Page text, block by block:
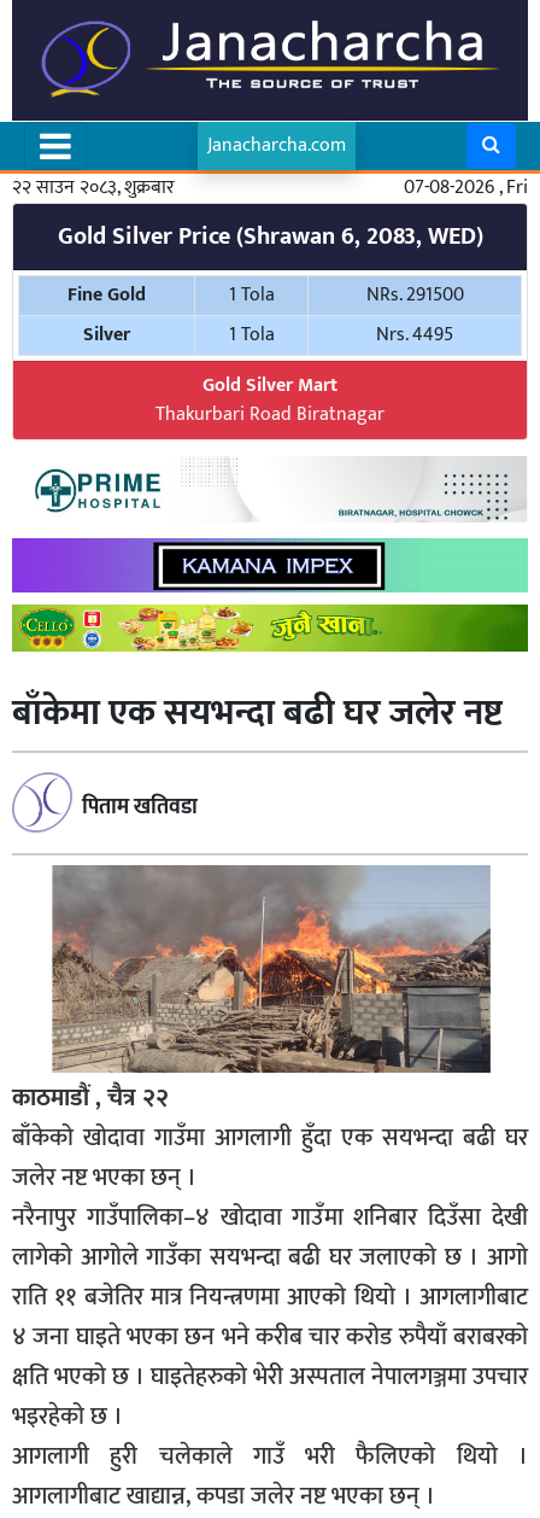
Janacharcha.com
२२ साउन २०८३, शुक्रबार
07-08-2026 , Fri
Gold Silver Price (Shrawan 6, 2083, WED)
Fine Gold 1 Tola
NRs. 291500
Silver
1 Tola
Nrs. 4495
Gold Silver Mart
Thakurbari Road Biratnagar
बाँकेमा एक सयभन्दा बढी घर जलेर नष्ट
पिताम खतिवडा
काठमाडौं , चैत्र २२
बाँकेको खोदावा गाउँमा आगलागी हुँदा एक सयभन्दा बढी घर
जलेर नष्ट भएका छन् ।
नरैनापुर गाउँपालिका–४ खोदावा गाउँमा शनिबार दिउँसा देखी
लागेको आगोले गाउँका सयभन्दा बढी घर जलाएको छ । आगो
राति ११ बजेतिर मात्र नियन्त्रणमा आएको थियो । आगलागीबाट
४ जना घाइते भएका छन भने करीब चार करोड रुपैयाँ बराबरको
क्षति भएको छ । घाइतेहरुको भेरी अस्पताल नेपालगञ्जमा उपचार
भइरहेको छ ।
आगलागी हुरी चलेकाले गाउँ भरी फैलिएको थियो ।
आगलागीबाट खाद्यान्न, कपडा जलेर नष्ट भएका छन् ।